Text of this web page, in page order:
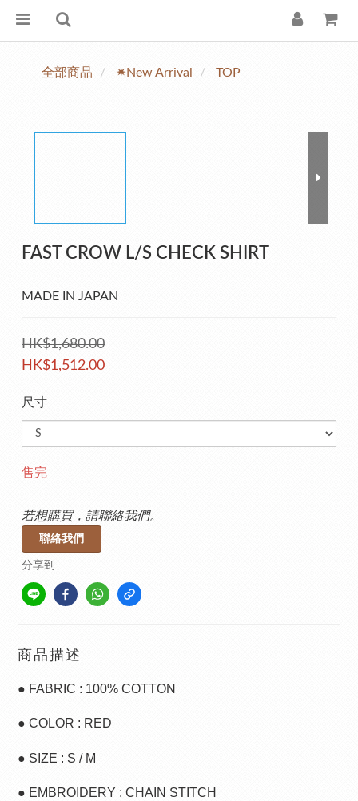
全部商品 ✷New Arrival TOP
FAST CROW L/S CHECK SHIRT
MADE IN JAPAN
HK$1,680.00
HK$1,512.00
尺寸
售完
若想購買，請聯絡我們。
聯絡我們
分享到
商品描述
● FABRIC : 100% COTTON
● COLOR : RED
● SIZE : S / M
● EMBROIDERY : CHAIN STITCH